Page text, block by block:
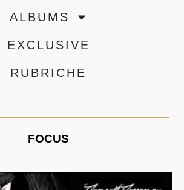
ALBUMS
EXCLUSIVE
RUBRICHE
FOCUS